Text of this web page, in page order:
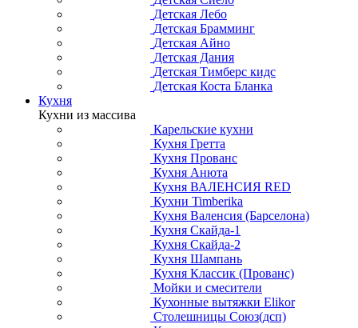
Детская Лебо
Детская Брамминг
Детская Айно
Детская Дания
Детская Тимберс кидс
Детская Коста Бланка
Кухня
Кухни из массива
Карельские кухни
Кухня Гретта
Кухня Прованс
Кухня Анюта
Кухня ВАЛЕНСИЯ RED
Кухни Timberika
Кухня Валенсия (Барселона)
Кухня Скайда-1
Кухня Скайда-2
Кухня Шампань
Кухня Классик (Прованс)
Мойки и смесители
Кухонные вытяжки Elikor
Столешницы Союз(дсп)